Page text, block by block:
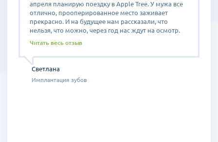
апреля планирую поездку в Apple Tree. У мужа все
отлично, прооперированное место заживает
прекрасно. И на будущее нам рассказали, что
нельзя, что можно, через год нас ждут на осмотр.
профессор в Apple Tree. В середине апреля
планирую поездку. Так как лечение в этой клинике
не выразить словами. Потому что в таком плохом
Читать весь отзыв
Светлана
Имплантация зубов